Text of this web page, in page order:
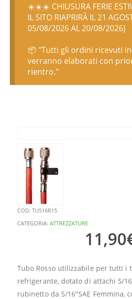
☀️☀️☀️ CHIUSURA FERIE
IL SITO RIAPRIRÀ IL 21
05/08/2026 AL 20/08/2026)
📦 "Tutti gli ordini ricevuti
verranno elaborati con
rientro."
COD: TU516R15
CATEGORIA: ATTREZZATURE
11,90
Tubo Rosso utilizzabile per tutti i
refrigerante, dotato di attachi 5/
rubinetto da 5/16″SAE Femmina,